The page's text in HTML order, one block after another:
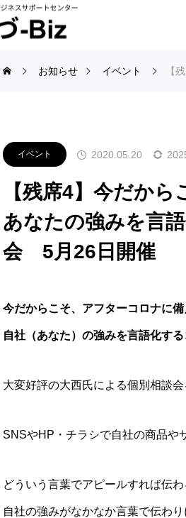
お知らせ イベント 【
イベント 2020.05.20
【残席4】今だか
あなたの強みを言
会 5月26日開催
今だからこそ、アフターコロナに備
自社（あなた）の強みを言語化す
大変好評の大西氏による個別相談会
SNSやHP・チラシで自社の商品や
どういう言葉でアピールすれば伝わ
自社の強みがなかなか言葉で伝わり